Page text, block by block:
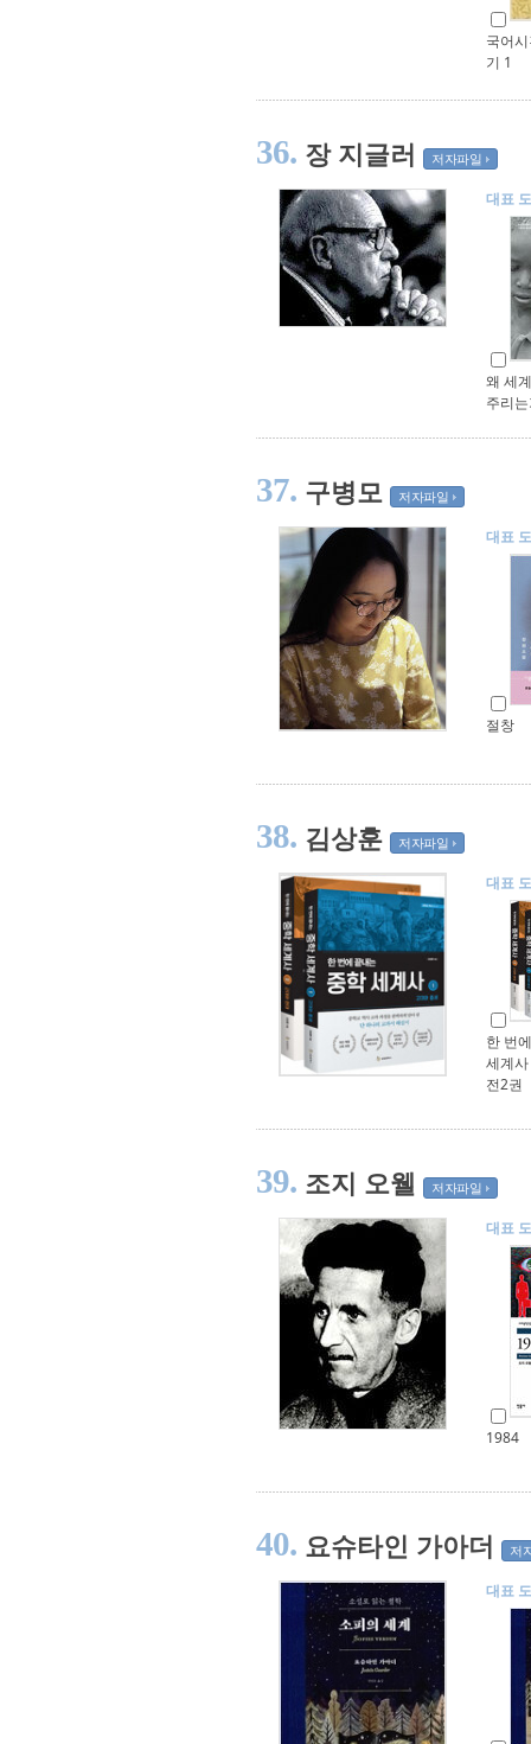
국어
기 1
36. 장 지글러 저자파일
대표
왜 세
주리는
37. 구병모 저자파일
대표
절창
38. 김상훈 저자파일
대표
한 번
세계
전2권
39. 조지 오웰 저자파일
대표
1984
40. 요슈타인 가아더 저
대표